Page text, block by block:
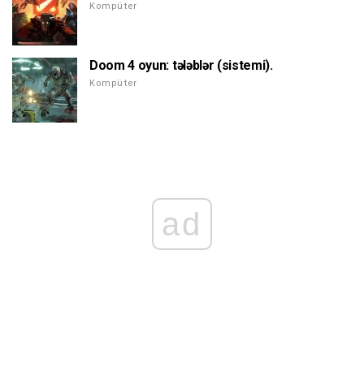
Kompüter
Doom 4 oyun: tələblər (sistemi).
Kompüter
ad